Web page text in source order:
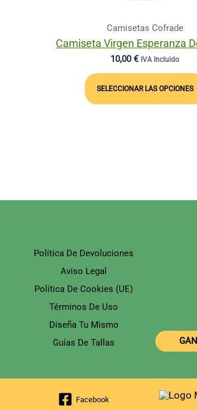
Camisetas Cofrade
Camiseta Virgen Esperanza
10,00€ IVA Incluido
SELECCIONAR LAS OPCIONES
Política De Devoluciones
Aviso Legal
Política De Cookies (UE)
Términos De Uso
Diseña Tu Mismo
Guías De Tallas
Facebook